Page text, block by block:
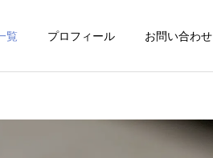
覧 プロフィール お問い合わせ
レッスン一覧